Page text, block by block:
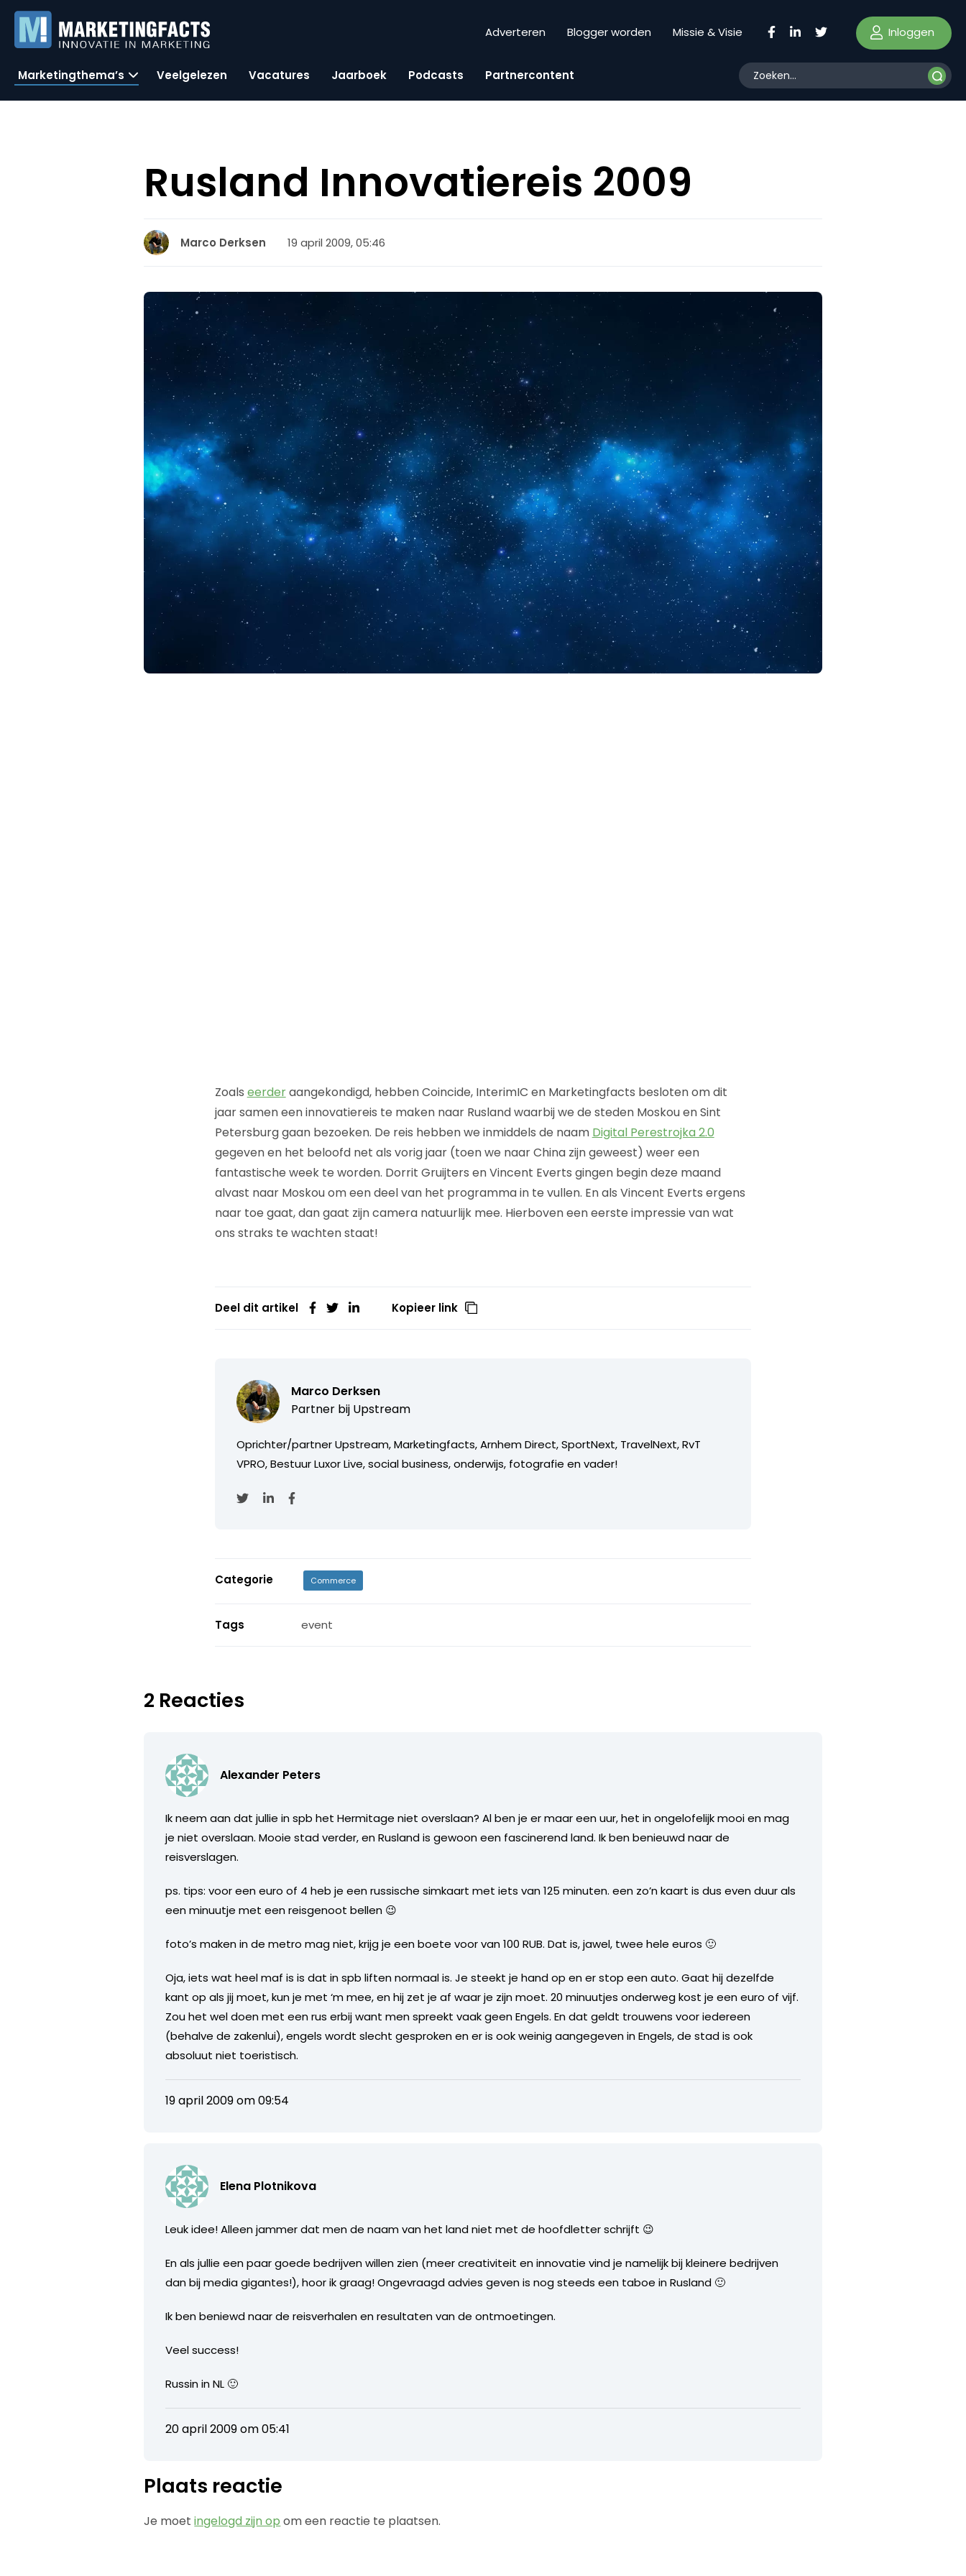
Adverteren Blogger worden Missie & Visie Inloggen
Marketingthema’s Veelgelezen Vacatures Jaarboek Podcasts Partnercontent
Rusland Innovatiereis 2009
Marco Derksen 19 april 2009, 05:46
Zoals eerderaangekondigd, hebben Coincide, InterimIC en Marketingfacts besloten om dit
jaar samen een innovatiereis te maken naar Rusland waarbij we de steden Moskou en Sint
Petersburg gaan bezoeken. De reis hebben we inmiddels de naam Digital Perestrojka 2.0
gegeven en het beloofd net als vorig jaar (toen we naar China zijn geweest) weer een
fantastische week te worden. Dorrit Gruijters en Vincent Everts gingen begin deze maand
alvast naar Moskou om een deel van het programma in te vullen. En als Vincent Everts ergens
naar toe gaat, dan gaat zijn camera natuurlijk mee. Hierboven een eerste impressie van wat
ons straks te wachten staat!
Deel dit artikel Kopieer link
Marco Derksen
Partner bij Upstream
Oprichter/partner Upstream, Marketingfacts, Arnhem Direct, SportNext, TravelNext, RvT
VPRO, Bestuur Luxor Live, social business, onderwijs, fotografie en vader!
Categorie Commerce
Tags event
2 Reacties
Alexander Peters
Ik neem aan dat jullie in spb het Hermitage niet overslaan? Al ben je er maar een uur, het in ongelofelijk mooi en mag
je niet overslaan. Mooie stad verder, en Rusland is gewoon een fascinerend land. Ik ben benieuwd naar de
reisverslagen.
ps. tips: voor een euro of 4 heb je een russische simkaart met iets van 125 minuten. een zo’n kaart is dus even duur als
een minuutje met een reisgenoot bellen 😉
foto’s maken in de metro mag niet, krijg je een boete voor van 100 RUB. Dat is, jawel, twee hele euros 🙂
Oja, iets wat heel maf is is dat in spb liften normaal is. Je steekt je hand op en er stop een auto. Gaat hij dezelfde
kant op als jij moet, kun je met ‘m mee, en hij zet je af waar je zijn moet. 20 minuutjes onderweg kost je een euro of vijf.
Zou het wel doen met een rus erbij want men spreekt vaak geen Engels. En dat geldt trouwens voor iedereen
(behalve de zakenlui), engels wordt slecht gesproken en er is ook weinig aangegeven in Engels, de stad is ook
absoluut niet toeristisch.
19 april 2009 om 09:54
Elena Plotnikova
Leuk idee! Alleen jammer dat men de naam van het land niet met de hoofdletter schrijft 😉
En als jullie een paar goede bedrijven willen zien (meer creativiteit en innovatie vind je namelijk bij kleinere bedrijven
dan bij media gigantes!), hoor ik graag! Ongevraagd advies geven is nog steeds een taboe in Rusland 🙂
Ik ben beniewd naar de reisverhalen en resultaten van de ontmoetingen.
Veel success!
Russin in NL 🙂
20 april 2009 om 05:41
Plaats reactie
Je moetingelogd zijn op om een reactie te plaatsen.